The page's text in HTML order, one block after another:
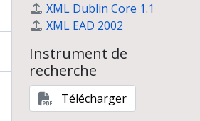
XML Dublin Core 1.1
XML EAD 2002
Instrument de
recherche
Télécharger